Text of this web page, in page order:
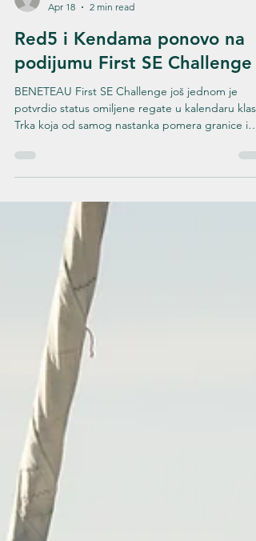
Apr 18
2 min read
Red5 i Kendama ponovo na
podijumu First SE Challenge
BENETEAU First SE Challenge još jednom je
Trka koja od samog nastanka pomera granice i
na moru, tako i neizvesnošću do samog finiša. U
takvoj konkurenciji i na izuzetno zahtevnom kursu,
posade Jedriličarskog kluba Ada ostvarile su još
jedan izuzetan rezultat. Nakon prošlogodišnjeg
istorijskog uspeha i osvajanja prvog i drugog